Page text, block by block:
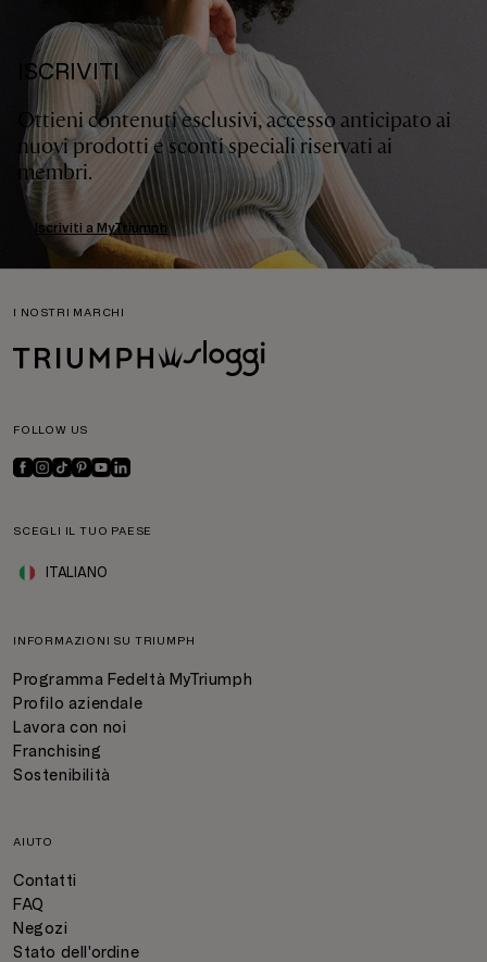
ISCRIVITI
Ottieni contenuti esclusivi, accesso anticipato ai
nuovi prodotti e sconti speciali riservati ai
membri.
Iscriviti a MyTriumph
I NOSTRI MARCHI
FOLLOW US
SCEGLI IL TUO PAESE
ITALIANO
INFORMAZIONI SU TRIUMPH
Programma Fedeltà MyTriumph
Profilo aziendale
Lavora con noi
Franchising
Sostenibilità
AIUTO
Contatti
FAQ
Negozi
Stato dell'ordine